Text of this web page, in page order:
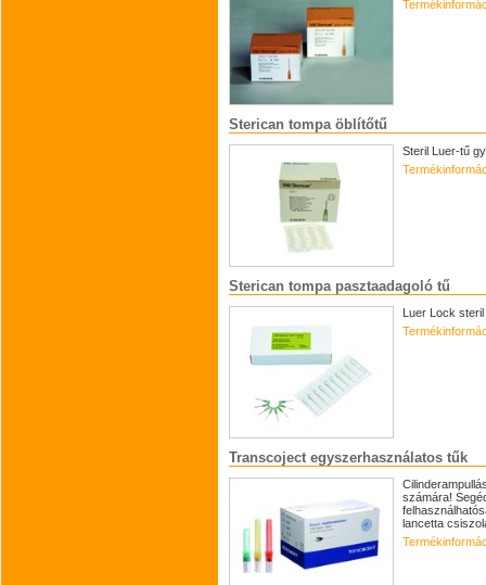
Sterican tompa öblítőtű
Steril Luer-tű
Sterican tompa pasztaadagoló tű
Luer Lock
Transcoject egyszerhasználatos tűk
számára!
lancetta